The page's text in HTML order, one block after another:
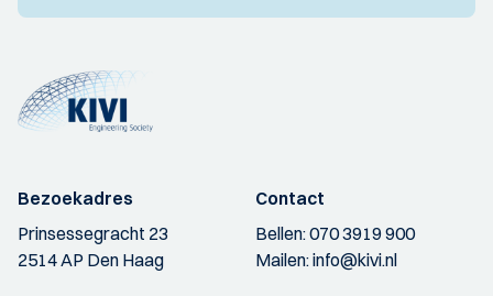
Bezoekadres
Prinsessegracht 23
2514 AP Den Haag
Contact
Bellen:070 3919 900
Mailen:info@kivi.nl